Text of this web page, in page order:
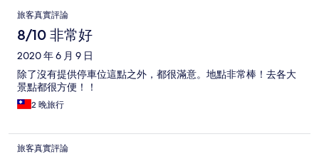
評
論
旅客真實評論
8/10 非常好
2020 年 6 月 9 日
除了沒有提供停車位這點之外，都很滿意。地點非常棒！去各大
景點都很方便！！
2 晚旅行
旅客真實評論